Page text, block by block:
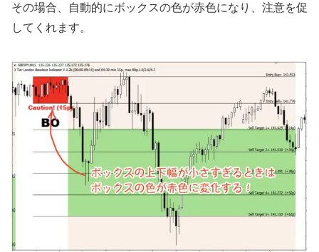
その場合、自動的にボックスの色が赤色になり、注意を促
してくれます。